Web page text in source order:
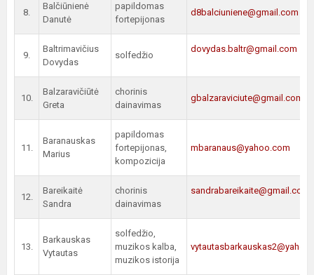
8.
Balčiūnienė
Danutė
papildomas
fortepijonas
d8balciuniene@gmail.com
9.
Baltrimavičius
Dovydas
solfedžio
dovydas.baltr@gmail.com
10.
Balzaravičiūtė
Greta
chorinis
dainavimas
gbalzaraviciute@gmail.com
11.
Baranauskas
Marius
papildomas
fortepijonas,
kompozicija
mbaranaus@yahoo.com
12.
Bareikaitė
Sandra
chorinis
dainavimas
sandrabareikaite@gmail.com
13.
Barkauskas
Vytautas
solfedžio,
muzikos kalba,
muzikos istorija